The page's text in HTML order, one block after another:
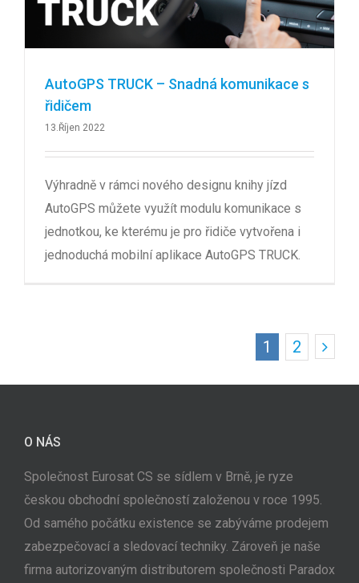
AutoGPS TRUCK – Snadná komunikace s
řidičem
13.Říjen 2022
Výhradně v rámci nového designu knihy jízd
AutoGPS můžete využít modulu komunikace s
jednotkou, ke kterému je pro řidiče vytvořena i
jednoduchá mobilní aplikace AutoGPS TRUCK.
1 2
O NÁS
Společnost Eurosat CS se sídlem v Brně, je ryze
českou obchodní společností založenou v roce 1995.
Od samého počátku existence se zabýváme prodejem
zabezpečovací a sledovací techniky. Zároveň je naše
firma autorizovaným distributorem společnosti Paradox